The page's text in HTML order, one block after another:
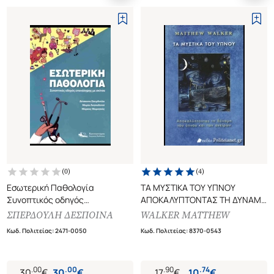
(0)
Εσωτερική Παθολογία
Συνοπτικός οδηγός
επανάληψης με σκίτσα
ΣΠΕΡΔΟΥΛΗ ΔΕΣΠΟΙΝΑ
Κωδ. Πολιτείας:2471-0050
.00 .00
(4)
ΤΑ ΜΥΣΤΙΚΑ ΤΟΥ ΥΠΝΟΥ
ΑΠΟΚΑΛΥΠΤΟΝΤΑΣ ΤΗ ΔΥΝΑΜΗ
ΤΟΥ ΥΠΝΟΥ ΚΑΙ ΤΩΝ ΟΝΕΙΡΩΝ
WALKER MATTHEW
Κωδ. Πολιτείας:8370-0543
.90 .74